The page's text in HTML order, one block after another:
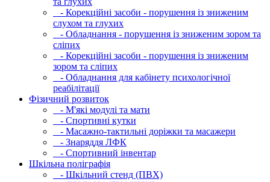
- Корекційні засоби - порушення із зниженим
слухом та глухих
- Обладнання - порушення із зниженим зором та
сліпих
- Корекційні засоби - порушення із зниженим
зором та сліпих
- Обладнання для кабінету психологічної
реабілітації
Фізичний розвиток
- М'які модулi та мати
- Спортивні кутки
- Масажно-тактильні доріжки та масажери
- Знаряддя ЛФК
- Спортивний інвентар
Шкільна поліграфія
- Шкільний стенд (ПВХ)